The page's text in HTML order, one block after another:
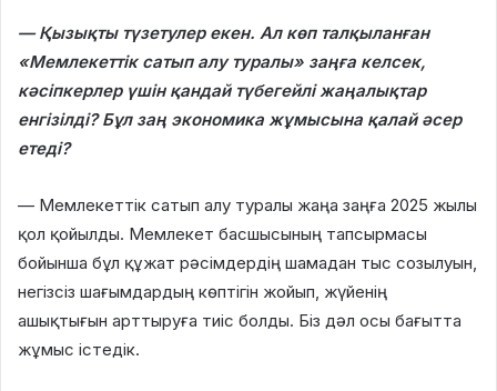
— Қызықты түзетулер екен. Ал көп талқыланған
«Мемлекеттік сатып алу туралы» заңға келсек,
кәсіпкерлер үшін қандай түбегейлі жаңалықтар
енгізілді? Бұл заң экономика жұмысына қалай әсер
етеді?
— Мемлекеттік сатып алу туралы жаңа заңға 2025 жылы
қол қойылды. Мемлекет басшысының тапсырмасы
бойынша бұл құжат рәсімдердің шамадан тыс созылуын,
негізсіз шағымдардың көптігін жойып, жүйенің
ашықтығын арттыруға тиіс болды. Біз дәл осы бағытта
жұмыс істедік.